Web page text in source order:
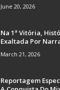
June 20, 2026
Na 1ª Vitória,
Exaltada Por
March 21, 2026
Reportagem